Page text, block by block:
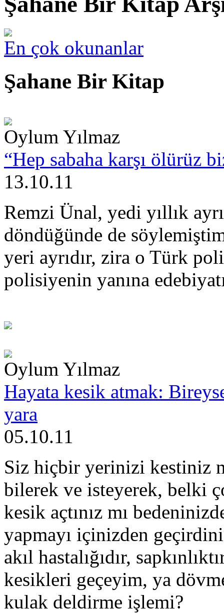
En çok okunanlar
Şahane Bir Kitap
Oylum Yılmaz
“Hep sabaha karşı ölürüz
13.10.11
Remzi Ünal, yedi yıllık
döndüğünde de
yeri ayrıdır, zira o Türk
polisiyenin yanına
Oylum Yılmaz
Hayata kesik atmak:
yara
05.10.11
Siz hiçbir yerinizi kestiniz
bilerek ve isteyerek, belki
kesik açtınız mı
yapmayı içinizden
akıl hastalığıdır,
kesikleri geçeyim, ya
kulak deldirme işlemi?